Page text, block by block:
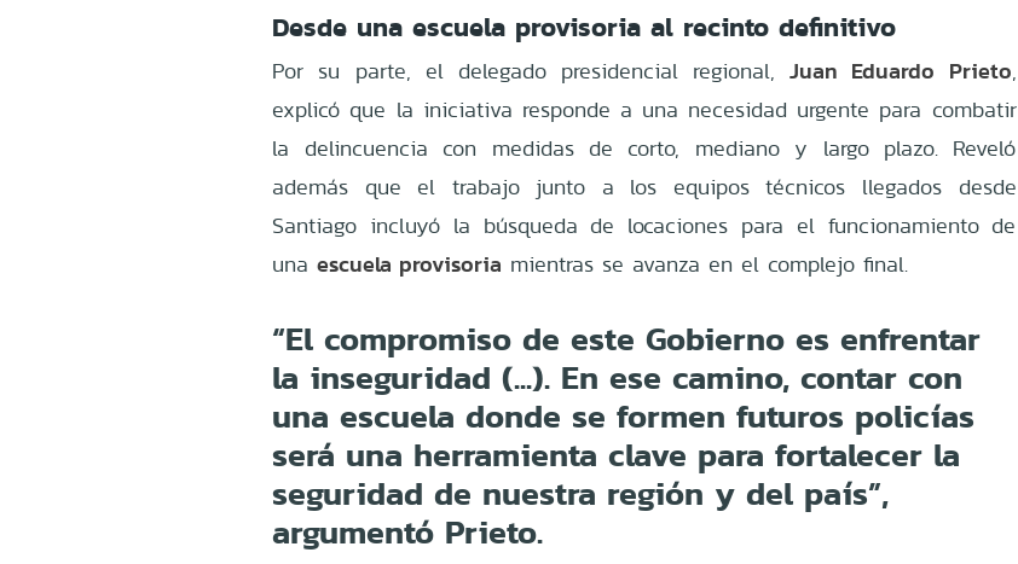
Desde una escuela provisoria al recinto definitivo
Por su parte, el delegado presidencial regional,Juan Eduardo Prieto,
explicó que la iniciativa responde a una necesidad urgente para combatir
la delincuencia con medidas de corto, mediano y largo plazo. Reveló
además que el trabajo junto a los equipos técnicos llegados desde
Santiago incluyó la búsqueda de locaciones para el funcionamiento de
unaescuela provisoria mientras se avanza en el complejo final.
“El compromiso de este Gobierno es enfrentar
la inseguridad (...). En ese camino, contar con
una escuela donde se formen futuros policías
será una herramienta clave para fortalecer la
seguridad de nuestra región y del país”,
argumentó Prieto.